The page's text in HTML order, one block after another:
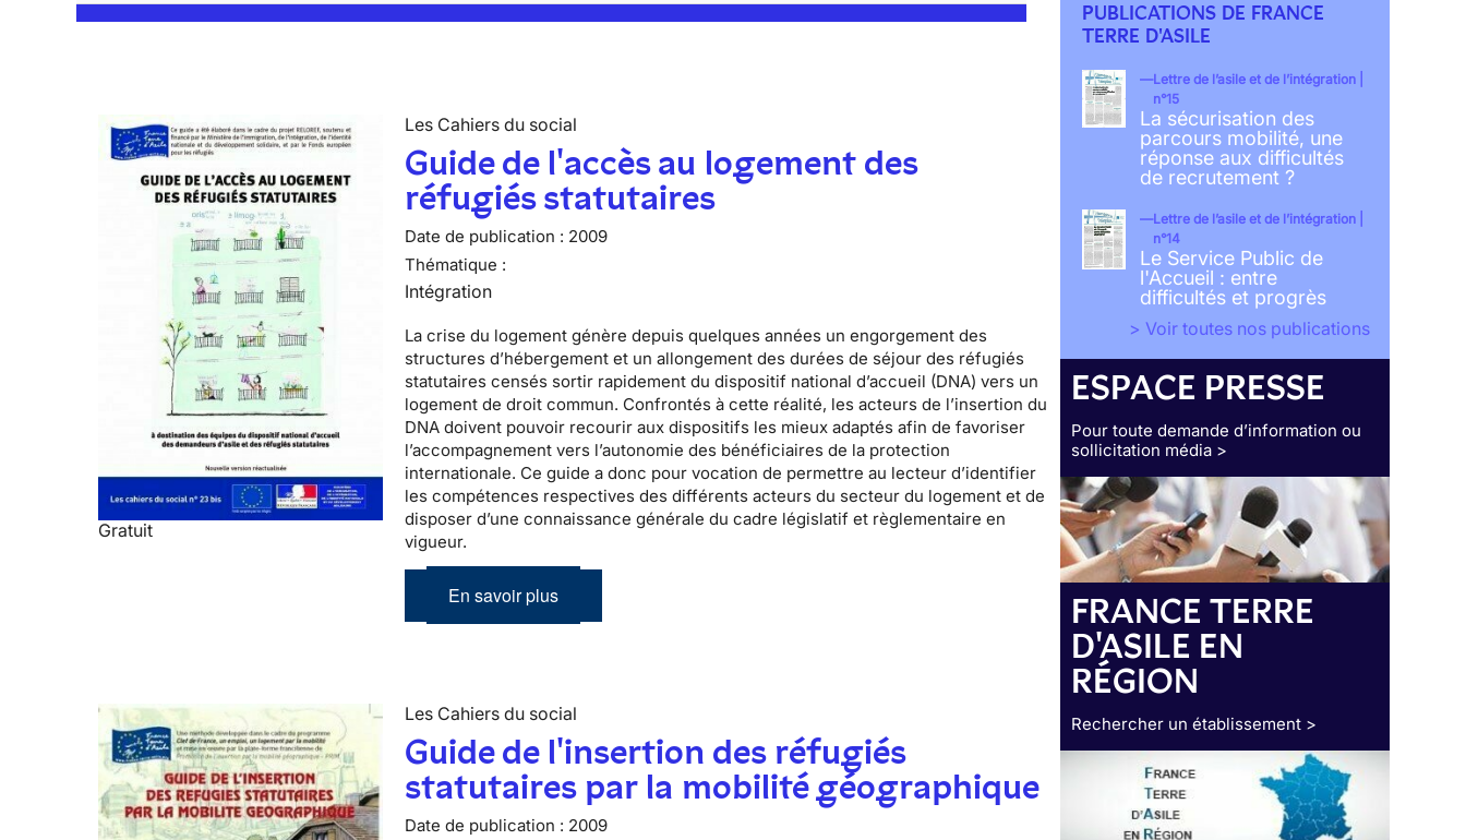
Gratuit
Les Cahiers du social
Guide de l'accès au logement des
réfugiés statutaires
Date de publication : 2009
Thématique :
Intégration
Lacrise du logement génère depuis quelques années un engorgement des
structures d’hébergement et un allongement des durées de séjour des réfugiés
statutaires censés sortir rapidement dudispositif national d’accueil (DNA) vers un
logement de droit commun. Confrontés à cette réalité, les acteurs de l’insertion du
DNA doivent pouvoir recourir aux dispositifs les mieux adaptés afin de favoriser
l’accompagnement vers l’autonomie des bénéficiaires de la protection
internationale. Ce guide a donc pour vocation de permettre au lecteur d’identifier
les compétences respectives des différents acteurs du secteur du logement et de
disposer d’une connaissance générale du cadre législatif et règlementaire en
vigueur.
En savoir plus
Les Cahiers du social
Guide de l'insertion des réfugiés
statutaires par la mobilité géographique
Date de publication : 2009
PUBLICATIONS DE FRANCE
TERRE D'ASILE
Lettre de l’asile et de l’intégration |
n°15
La sécurisation des
parcours mobilité, une
réponse aux difficultés
de recrutement ?
Lettre de l’asile et de l’intégration |
n°14
Le Service Public de
l'Accueil : entre
difficultés et progrès
> Voir toutes nos publications
ESPACE PRESSE
Pour toute demande d’information ou
sollicitation média >
FRANCE TERRE
D'ASILE EN
RÉGION
Rechercher un établissement >